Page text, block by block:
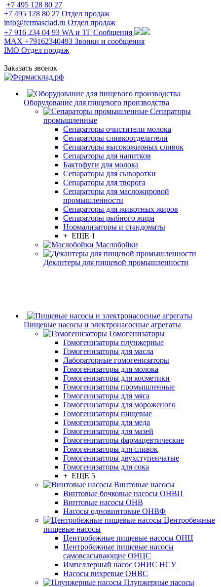
+7 495 128 80 27
+7 495 128 80 27 Отдел продаж
info@fermasclad.ru Отдел продаж
+7 916 234 04 93 WA и ТГ Сообщения
MAX +79162340493 Звонки и сообщения
IMO Отдел продаж
Заказать звонок
Оборудование для пищевого производства
Сепараторы
промышленные
Сепараторы очистители молока
Сепараторы сливкоотделители
Сепараторы высокожирных сливок
Сепараторы для напитков
Бактофуги для молока
Сепараторы для сыворотки
Сепараторы для творога
Сепараторы для масложировой
промышленности
Сепараторы для животных жиров
Сепараторы рыбного жира
Нормализаторы и стандоматы
+ ЕЩЕ 1
Маслобойки
Декантеры для пищевой промышленности
Пищевые насосы и электронасосные агрегаты
Гомогенизаторы
Гомогенизаторы плунжерные
Гомогенизаторы для масла
Лабораторные гомогенизаторы
Гомогенизаторы для молока
Гомогенизаторы для косметики
Гомогенизаторы промышленные
Гомогенизаторы для мяса
Гомогенизаторы для мороженого
Гомогенизаторы пищевые
Гомогенизаторы для меда
Гомогенизаторы для мазей
Гомогенизаторы фармацевтические
Гомогенизаторы для сливок
Гомогенизаторы двухступенчатые
Гомогенизаторы для сока
+ ЕЩЕ 5
Винтовые насосы
Винтовые бочковые насосы ОНВП
Винтовые насосы ОНВ
Насосы одновинтовые ОНВФ
Центробежные
пищевые насосы
Центробежные пищевые насосы ОНЦ
Центробежные пищевые насосы
самовсасывающие ОНЦС
Импеллерный насос ОНИС НСУ
Насосы вихревые ОНВС
Плунжерные насосы